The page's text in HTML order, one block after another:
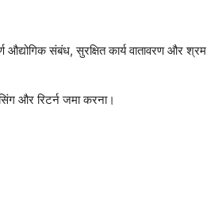
औद्योगिक संबंध, सुरक्षित कार्य वातावरण और श्रम
और रिटर्न जमा करना।